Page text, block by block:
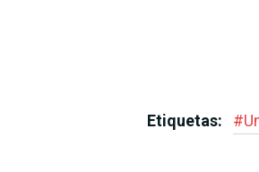
Etiquetas: #